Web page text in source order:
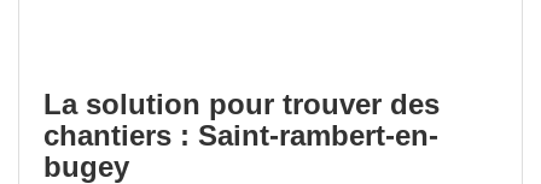
La solution pour trouver des
chantiers : Saint-rambert-en-
bugey